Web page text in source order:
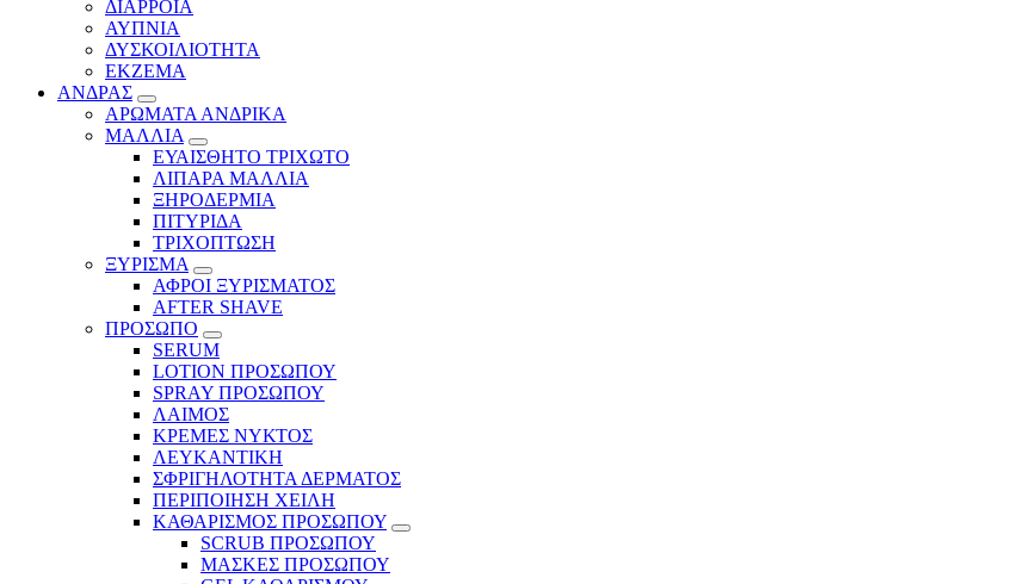
ΔΙΑΡΡΟΙΑ
ΑΥΠΝΙΑ
ΔΥΣΚΟΙΛΙΟΤΗΤΑ
ΕΚΖΕΜΑ
ΑΝΔΡΑΣ
ΑΡΩΜΑΤΑ ΑΝΔΡΙΚΑ
ΜΑΛΛΙΑ
ΕΥΑΙΣΘΗΤΟ ΤΡΙΧΩΤΟ
ΛΙΠΑΡΑ ΜΑΛΛΙΑ
ΞΗΡΟΔΕΡΜΙΑ
ΠΙΤΥΡΙΔΑ
ΤΡΙΧΟΠΤΩΣΗ
ΞΥΡΙΣΜΑ
ΑΦΡΟΙ ΞΥΡΙΣΜΑΤΟΣ
AFTER SHAVE
ΠΡΟΣΩΠΟ
SERUM
LOTION ΠΡΟΣΩΠΟΥ
SPRAY ΠΡΟΣΩΠΟΥ
ΛΑΙΜΟΣ
ΚΡΕΜΕΣ ΝΥΚΤΟΣ
ΛΕΥΚΑΝΤΙΚΗ
ΣΦΡΙΓΗΛΟΤΗΤΑ ΔΕΡΜΑΤΟΣ
ΠΕΡΙΠΟΙΗΣΗ ΧΕΙΛΗ
ΚΑΘΑΡΙΣΜΟΣ ΠΡΟΣΩΠΟΥ
SCRUB ΠΡΟΣΩΠΟΥ
ΜΑΣΚΕΣ ΠΡΟΣΩΠΟΥ